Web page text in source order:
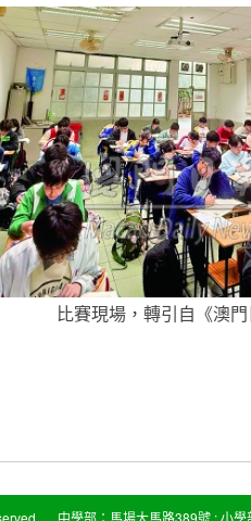
比賽現場，轉引自《澳門
中學部：馬場大馬路389號 ; 小